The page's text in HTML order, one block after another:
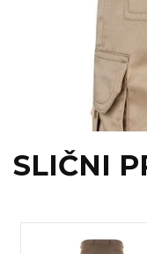
SLIČNI